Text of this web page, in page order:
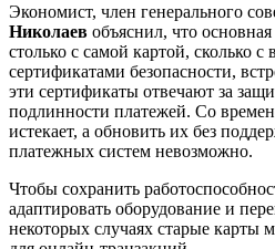
Экономист, член генерального
Николаев объяснил, что
столько с самой картой, сколько
сертификатами безопасности,
эти сертификаты отвечают за
подлинности платежей. Со
истекает, а обновить их без
платежных систем невозможно.
Чтобы сохранить
адаптировать оборудование и
некоторых случаях старые карты